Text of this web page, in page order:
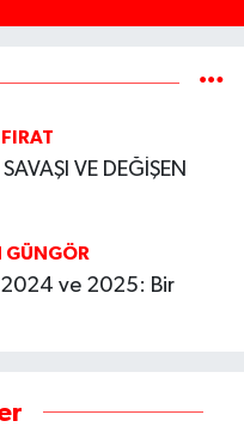
VE DEĞİŞEN
GÜNGÖR
2024 ve 2025: Bir